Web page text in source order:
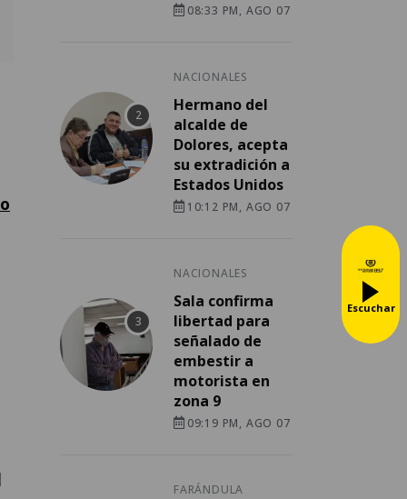
08:33 PM, AGO 07
NACIONALES
Hermano del
alcalde de
Dolores, acepta
su extradición a
Estados Unidos
10:12 PM, AGO 07
NACIONALES
Sala confirma
libertad para
señalado de
embestir a
motorista en
zona 9
09:19 PM, AGO 07
FARÁNDULA
Escuchar